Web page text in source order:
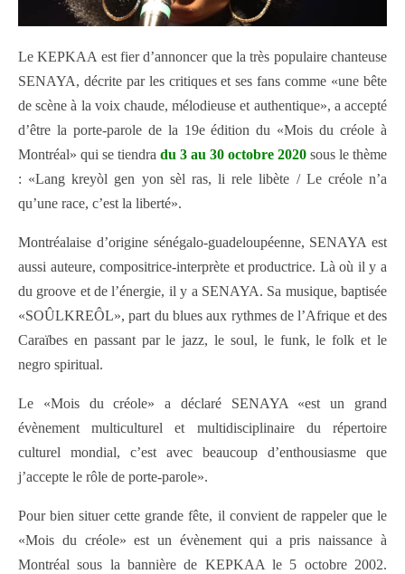
Le KEPKAA est fier d’annoncer que la très populaire chanteuse
SENAYA, décrite par les critiques et ses fans comme «une bête
de scène à la voix chaude, mélodieuse et authentique», a accepté
d’être la porte-parole de la 19e édition du «Mois du créole à
Montréal» qui se tiendra du 3 au 30 octobre 2020 sous le thème
: «Lang kreyòl gen yon sèl ras, li rele libète / Le créole n’a
qu’une race, c’est la liberté».
Montréalaise d’origine sénégalo-guadeloupéenne, SENAYA est
aussi auteure, compositrice-interprète et productrice. Là où il y a
du groove et de l’énergie, il y a SENAYA. Sa musique, baptisée
«SOÛLKREÔL», part du blues aux rythmes de l’Afrique et des
Caraïbes en passant par le jazz, le soul, le funk, le folk et le
negro spiritual.
Le «Mois du créole» a déclaré SENAYA «est un grand
évènement multiculturel et multidisciplinaire du répertoire
culturel mondial, c’est avec beaucoup d’enthousiasme que
j’accepte le rôle de porte-parole».
Pour bien situer cette grande fête, il convient de rappeler que le
«Mois du créole» est un évènement qui a pris naissance à
Montréal sous la bannière de KEPKAA le 5 octobre 2002.